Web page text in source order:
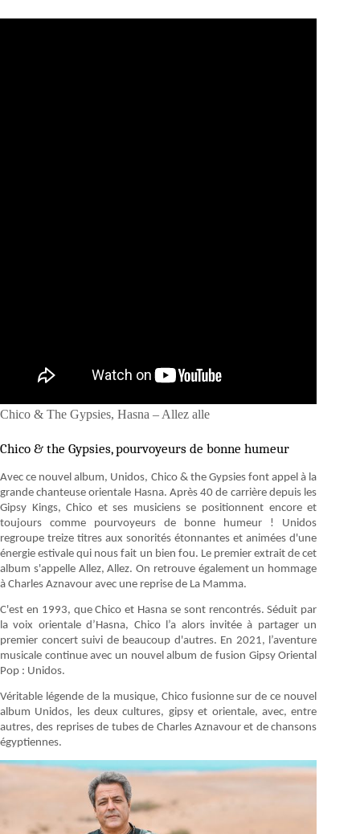
Chico & The Gypsies, Hasna – Allez alle
Chico & the Gypsies, pourvoyeurs de bonne humeur
Avec ce nouvel album, Unidos, Chico & the Gypsies font appel à la
grande chanteuse orientale Hasna. Après 40 de carrière depuis les
Gipsy Kings, Chico et ses musiciens se positionnent encore et
toujours comme pourvoyeurs de bonne humeur ! Unidos
regroupe treize titres aux sonorités étonnantes et animées d'une
énergie estivale qui nous fait un bien fou. Le premier extrait de cet
album s'appelle Allez, Allez. On retrouve également un hommage
à Charles Aznavour avec une reprise de La Mamma.
C'est en 1993, que Chico et Hasna se sont rencontrés. Séduit par
la voix orientale d’Hasna, Chico l’a alors invitée à partager un
premier concert suivi de beaucoup d'autres. En 2021, l’aventure
musicale continue avec un nouvel album de fusion Gipsy Oriental
Pop : Unidos.
Véritable légende de la musique, Chico fusionne sur de ce nouvel
album Unidos, les deux cultures, gipsy et orientale, avec, entre
autres, des reprises de tubes de Charles Aznavour et de chansons
égyptiennes.